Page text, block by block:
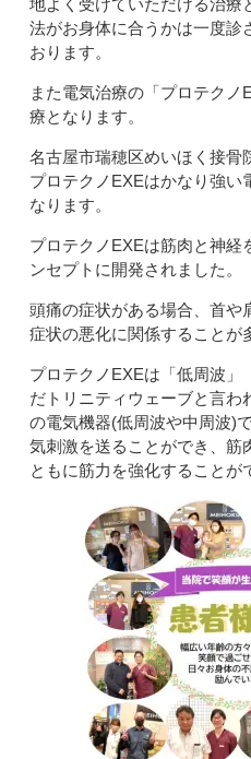
法がお身体に合うかは一度診
おります。
また電気治療の「プロテク
療となります。
名古屋市瑞穂区めいほく接骨
プロテクノEXEはかなり強い
なります。
プロテクノEXEは筋肉と神経
ンセプトに開発されました。
頭痛の症状がある場合、首や
症状の悪化に関係することが
プロテクノEXEは「低周波」
だトリニティウェーブと言わ
の電気機器(低周波や中周波)
気刺激を送ることができ、筋
ともに筋力を強化することが